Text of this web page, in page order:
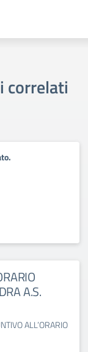
correlati
A.S.
ALL’ORARIO